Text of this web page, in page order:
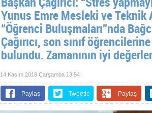
Yunus Emre Mesleki ve
“Öğrenci Buluşmaları”nda
Çağırıcı, son sınıf
bulundu. Zamanının iyi
14 Kasım 2018 Çarşamba 13:54
Paylaş Tweetle Paylaş